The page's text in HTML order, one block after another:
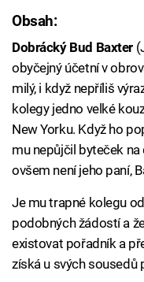
Obsah:
Dobrácký Bud Baxter
obyčejný účetní v
milý, i když nepříliš
kolegy jedno velké
New Yorku. Když ho
mu nepůjčil byteček
ovšem není jeho paní,
Je mu trapné kolegu
podobných žádostí a
existovat pořadník a
získá u svých sousedů